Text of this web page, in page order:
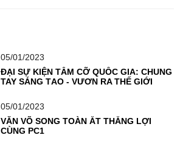
05/01/2023
ĐẠI SỰ KIỆN TẦM CỠ QUỐC GIA: CHUNG
TAY SÁNG TẠO - VƯƠN RA THẾ GIỚI
05/01/2023
VĂN VÕ SONG TOÀN ẮT THẮNG LỢI
CÙNG PC1